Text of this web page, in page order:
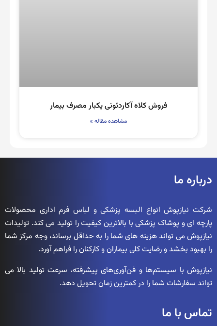
فروش کلاه آکاردئونی یکبار مصرف بیمار
مشاهده مقاله »
درباره ما
شرکت نیازپوش انواع البسه پزشکی و لباس فرم اداری محصولات
پارچه ای و پوشاک پزشکی با بالاترین کیفیت را تولید می کند. تولیدات
نیازپوش می تواند هزینه های شما را به حداقل برساند، وجه مرکز شما
را بهبود بخشد و رضایت کلی بیماران و کارکنان را فراهم آورد.
نیازپوش با سیستم‌ها و فن‌آوری‌های پیشرفته، سرعت تولید بالا می
تواند سفارشات شما را در کمترین زمان تحویل دهد.
تماس با ما